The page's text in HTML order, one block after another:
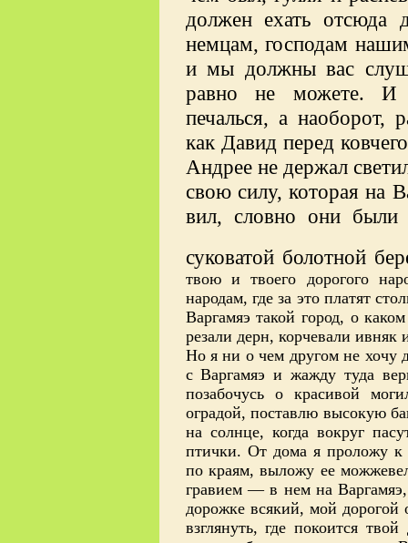
должен ехать отсюда
немцам, господам
и мы должны вас
равно не можете. И
печалься, а наоборот,
как Давид перед
Андрее не держал
свою силу, которая на
вил, словно они
суковатой болотной
твою и твоего дорогого
народам, где за это платят
Варгамяэ такой город, о
резали дерн, корчевали ивняк
Но я ни о чем другом не хочу
с Варгамяэ и жажду туда
позабочусь о красивой
оградой, поставлю высокую
на солнце, когда вокруг
птички. От дома я проложу к
по краям, выложу ее
гравием — в нем на
дорожке всякий, мой дорогой
взглянуть, где покоится